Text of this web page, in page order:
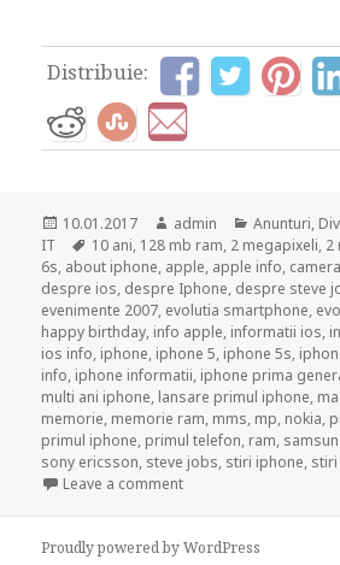
Distribuie:
Posted
on
10.01.2017 Author
admin Categories
Anunturi,
IT
Tags
10 ani, 128 mb ram, 2 megapixeli, 2
6s, about iphone, apple, apple info, camera
despre ios, despre Iphone, despre steve
evenimente 2007, evolutia smartphone,
happy birthday, info apple, informatii ios,
ios info, iphone, iphone 5, iphone 5s,
info, iphone informatii, iphone prima
multi ani iphone, lansare primul iphone,
memorie, memorie ram, mms, mp, nokia,
primul iphone, primul telefon, ram,
sony ericsson, steve jobs, stiri iphone, stiri
Leave a commenton 10 ani de existenta
Proudly powered by WordPress